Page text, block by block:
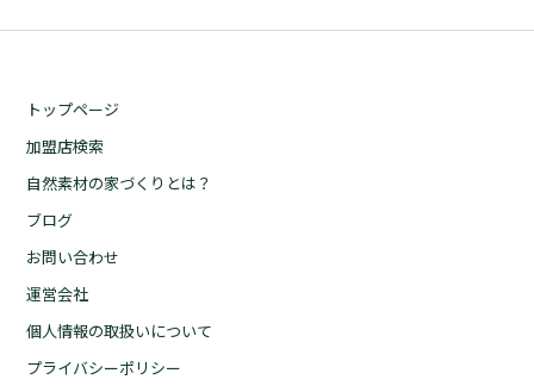
トップページ
加盟店検索
自然素材の家づくりとは？
ブログ
お問い合わせ
運営会社
個人情報の取扱いについて
プライバシーポリシー
トップページ
加盟店検索
自然素材の家づくりとは？
ブログ
お問い合わせ
運営会社
個人情報の取扱いについて
プライバシーポリシー